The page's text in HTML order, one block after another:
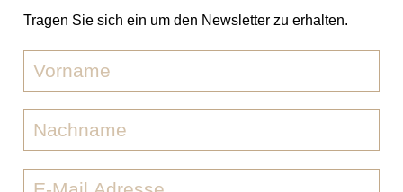
Tragen Sie sich ein um den Newsletter zu erhalten.